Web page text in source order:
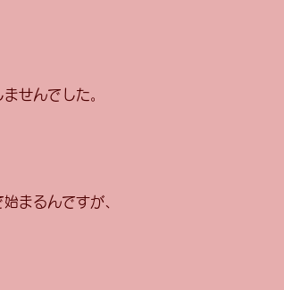
せんでした。
まるんですが、